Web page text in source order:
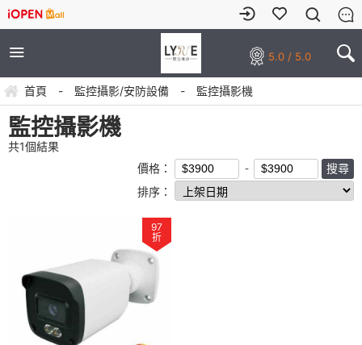
5.0 / 5.0
首頁 - 監控攝影/安防設備 - 監控攝影機
監控攝影機
共1個結果
價格：
排序：
97
折